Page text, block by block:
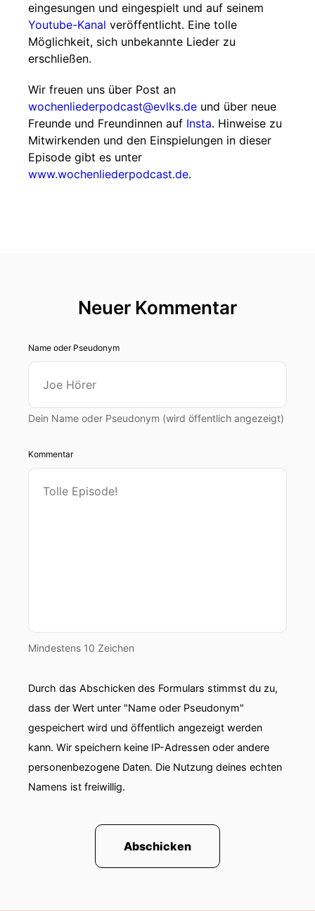
eingesungen und eingespielt und auf seinem
Youtube-Kanal veröffentlicht. Eine tolle
Möglichkeit, sich unbekannte Lieder zu
erschließen.
Wir freuen uns über Post an
wochenliederpodcast@evlks.de und über neue
Freunde und Freundinnen auf Insta. Hinweise zu
Mitwirkenden und den Einspielungen in dieser
Episode gibt es unter
www.wochenliederpodcast.de.
Neuer Kommentar
Name oder Pseudonym
Dein Name oder Pseudonym (wird öffentlich angezeigt)
Kommentar
Mindestens 10 Zeichen
Durch das Abschicken des Formulars stimmst du zu,
dass der Wert unter "Name oder Pseudonym"
gespeichert wird und öffentlich angezeigt werden
kann. Wir speichern keine IP-Adressen oder andere
personenbezogene Daten. Die Nutzung deines echten
Namens ist freiwillig.
Abschicken